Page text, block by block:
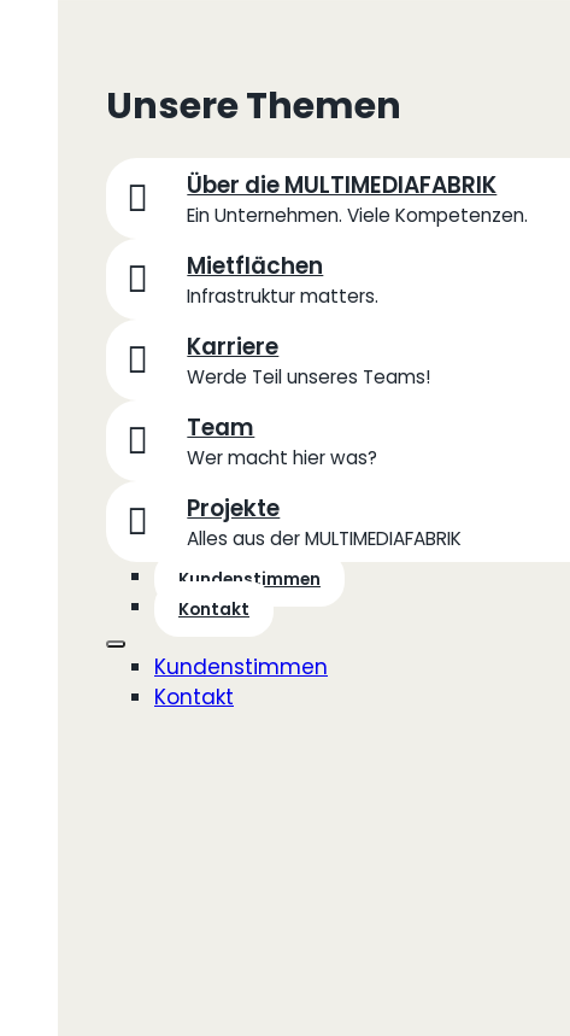
Unsere Themen
Über die MULTIMEDIAFABRIK
Ein Unternehmen. Viele Kompetenzen.
Mietflächen
Infrastruktur matters.
Karriere
Werde Teil unseres Teams!
Team
Wer macht hier was?
Projekte
Alles aus der MULTIMEDIAFABRIK
Kundenstimmen
Kontakt
Kundenstimmen
Kontakt